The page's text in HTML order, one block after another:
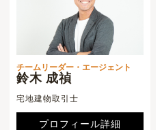
チームリーダー・エージェント
鈴木 成禎
宅地建物取引士
プロフィール詳細